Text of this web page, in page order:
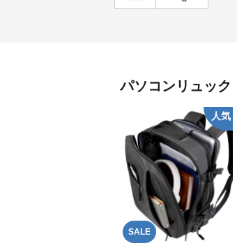
パソコンリュック
SALE
人気